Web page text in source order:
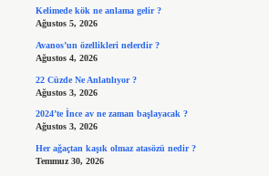
Kelimede kök ne anlama gelir ?
Ağustos 5, 2026
Avanos’un özellikleri nelerdir ?
Ağustos 4, 2026
22 Cüzde Ne Anlatılıyor ?
Ağustos 3, 2026
2024’te İnce av ne zaman başlayacak ?
Ağustos 3, 2026
Her ağaçtan kaşık olmaz atasözü nedir ?
Temmuz 30, 2026